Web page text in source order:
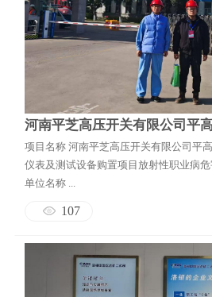
项目名称 河南平芝高压开关有限公司平
仪表及测试设备购置项目放射性职业病
单位名称 ...
107